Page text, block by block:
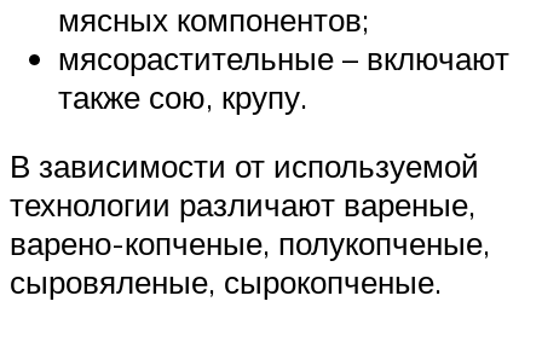
мясных компонентов;
мясорастительные – включают
также сою, крупу.
В зависимости от используемой
технологии различают вареные,
варено-копченые, полукопченые,
сыровяленые, сырокопченые.